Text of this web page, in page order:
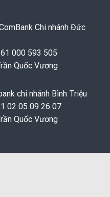
Chi nhánh Đức
000 593 505
Quốc Vương
chi nhánh Bình Triệu
02 05 09 26 07
Quốc Vương